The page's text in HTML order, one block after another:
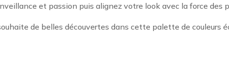
et passion puis alignez votre look avec la force des
de belles découvertes dans cette palette de couleurs